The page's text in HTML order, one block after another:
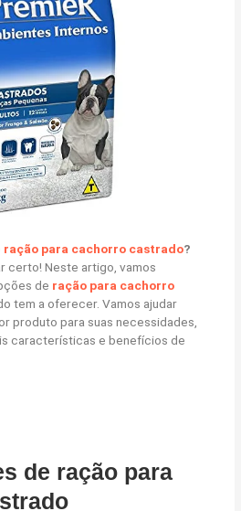
ração para cachorro castrado?
certo! Neste artigo, vamos
de ração para cachorro
tem a oferecer. Vamos ajudar
produto para suas necessidades,
características e benefícios de
de ração para